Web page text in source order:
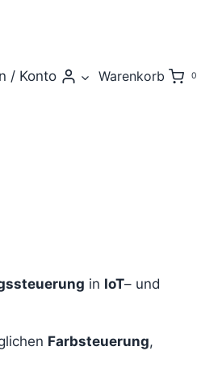
/ Konto Warenkorb 0
in IoT– und
Farbsteuerung,